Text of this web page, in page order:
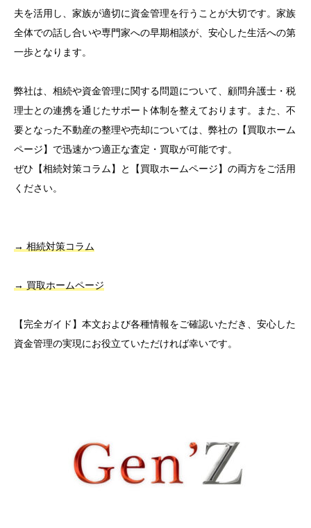
夫を活用し、家族が適切に資金管理を行うことが大切です。家族
全体での話し合いや専門家への早期相談が、安心した生活への第
一歩となります。
弊社は、相続や資金管理に関する問題について、顧問弁護士・税
理士との連携を通じたサポート体制を整えております。また、不
要となった不動産の整理や売却については、弊社の【買取ホーム
ページ】で迅速かつ適正な査定・買取が可能です。
ぜひ【相続対策コラム】と【買取ホームページ】の両方をご活用
ください。
→相続対策コラム
→ 買取ホームページ
【完全ガイド】本文および各種情報をご確認いただき、安心した
資金管理の実現にお役立ていただければ幸いです。